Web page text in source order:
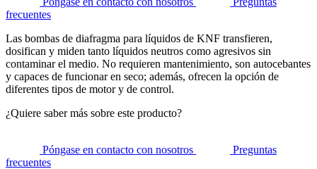
frecuentes
Las bombas de diafragma para líquidos de KNF transfieren,
dosifican y miden tanto líquidos neutros como agresivos sin
contaminar el medio. No requieren mantenimiento, son autocebantes
y capaces de funcionar en seco; además, ofrecen la opción de
diferentes tipos de motor y de control.
¿Quiere saber más sobre este producto?
Póngase en contacto con nosotros
Preguntas
frecuentes